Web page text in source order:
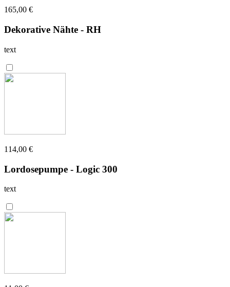
165,00 €
Dekorative Nähte - RH
text
114,00 €
Lordosepumpe - Logic 300
text